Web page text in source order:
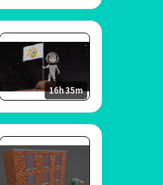
16h 35m